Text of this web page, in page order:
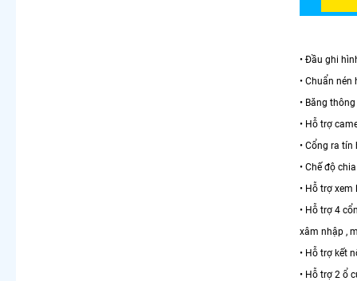
• Đầu ghi
• Chuẩn
• Băng
• Hỗ trợ
• Cổng ra tín
• Chế độ
• Hỗ trợ
• Hỗ trợ 4
xâm nhập ,
• Hỗ trợ kết
• Hỗ trợ 2 ổ